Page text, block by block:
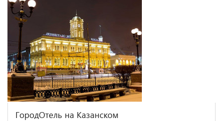
ГородОтель на Казанском